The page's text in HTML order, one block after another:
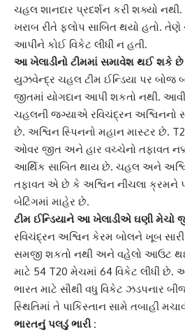
ચહલ શાનદાર પ્રદર્શન કરી શક્યો
ખરાબ રીતે ફ્લોપ સાબિત થયો હતો.
આપીને કોઈ વિકેટ લીધી ન હતી.
આ ખેલાડીનો ટીમમાં સમાવેશ થઈ શકે છે
યુઝવેન્દ્ર ચહલ ટીમ ઈન્ડિયા પર બોજ
જીતમાં યોગદાન આપી શકતો નથી.
ચહલની જગ્યાએ રવિચંદ્રન અશ્વિનનો
છે. અશ્વિન સ્પિનનો મહાન માસ્ટર છે.
ઓવર જીત અને હાર વચ્ચેનો તફાવત
આર્થિક સાબિત થાય છે. ચહલ અને
તફાવત એ છે કે અશ્વિન નીચલા ક્રમને
બેટિંગમાં માહેર છે.
ટીમ ઈન્ડિયાને આ ખેલાડીએ ઘણી મેચો
રવિચંદ્રન અશ્વિન કેરમ બોલને ખૂબ
સમજી શકતો નથી અને વહેલો આઉટ
માટે 54 T20 મેચમાં 64 વિકેટ લીધી
ભારત માટે સૌથી વધુ વિકેટ ઝડપનાર
સ્થિતિમાં તે પાકિસ્તાન સામે તબાહી
ભારતનું પલડું ભારી :